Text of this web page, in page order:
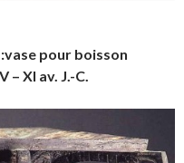
vase pour boisson
– XI av. J.-C.